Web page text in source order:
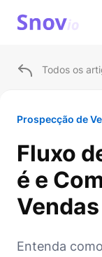
Todos os
Prospecção de
Fluxo
é e
Vendas
Entenda